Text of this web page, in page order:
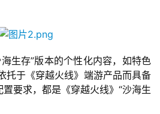
生存”版本的个性化内容，如特色
托于《穿越火线》端游产品而具备
置要求，都是《穿越火线》“沙海生